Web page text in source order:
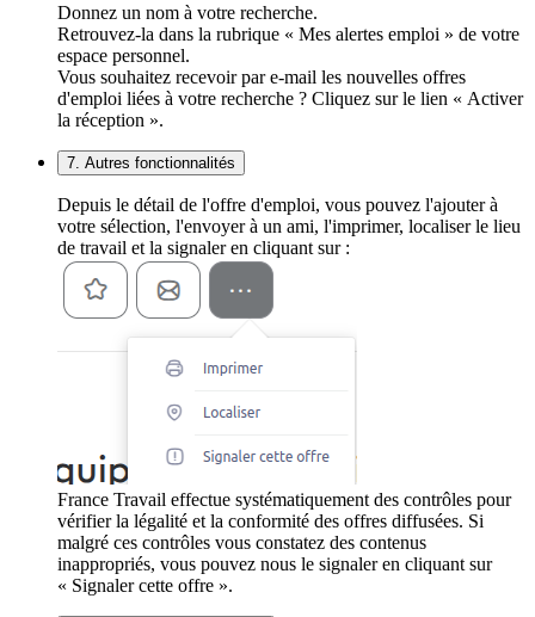
Donnez un nom à votre recherche.
Retrouvez-la dans la rubrique « Mes alertes emploi » de votre
espace personnel.
Vous souhaitez recevoir par e-mail les nouvelles offres
d'emploi liées à votre recherche ? Cliquez sur le lien « Activer
la réception ».
7. Autres fonctionnalités
Depuis le détail de l'offre d'emploi, vous pouvez l'ajouter à
votre sélection, l'envoyer à un ami, l'imprimer, localiser le lieu
de travail et la signaler en cliquant sur :
France Travail effectue systématiquement des contrôles pour
vérifier la légalité et la conformité des offres diffusées. Si
malgré ces contrôles vous constatez des contenus
inappropriés, vous pouvez nous le signaler en cliquant sur
« Signaler cette offre ».